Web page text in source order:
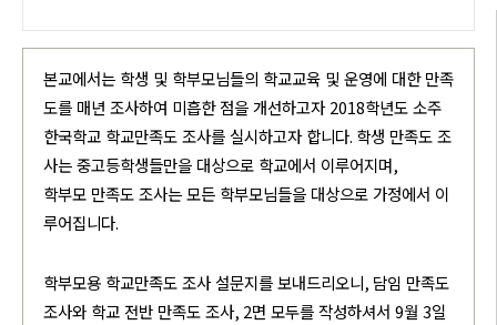
본교에서는 학생 및 학부모님들의 학교교육 및 운영에 대한 만족
도를 매년 조사하여 미흡한 점을 개선하고자2018학년도 소주
한국학교 학교만족도 조사를 실시하고자 합니다. 학생 만족도 조
사는 중고등학생들만을 대상으로 학교에서 이루어지며,
학부모 만족도 조사는 모든 학부모님들을 대상으로 가정에서 이
루어집니다.
학부모용 학교만족도 조사 설문지를 보내드리오니, 담임 만족도
조사와 학교 전반 만족도 조사, 2면 모두를 작성하셔서 9월 3일